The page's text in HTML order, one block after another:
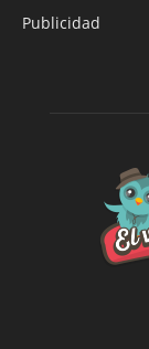
Publicidad